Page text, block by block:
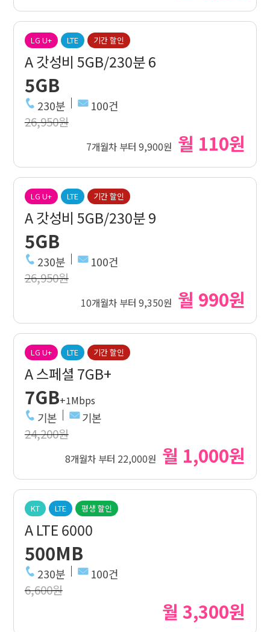
LG U+ LTE 기간 할인
A 갓성비 5GB/230분 6
5GB
230분 100건
26,950원
7개월차 부터 9,900원 월 110원
LG U+ LTE 기간 할인
A 갓성비 5GB/230분 9
5GB
230분 100건
26,950원
10개월차 부터 9,350원 월 990원
LG U+ LTE 기간 할인
A 스페셜 7GB+
7GB+1Mbps
기본 기본
24,200원
8개월차 부터 22,000원 월 1,000원
KT LTE 평생 할인
A LTE 6000
500MB
230분 100건
6,600원
월 3,300원